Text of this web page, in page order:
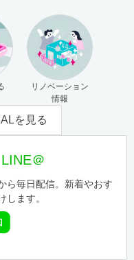
リノベーション
情報
を見る
＠
ら毎日配信。新着やおす
します。